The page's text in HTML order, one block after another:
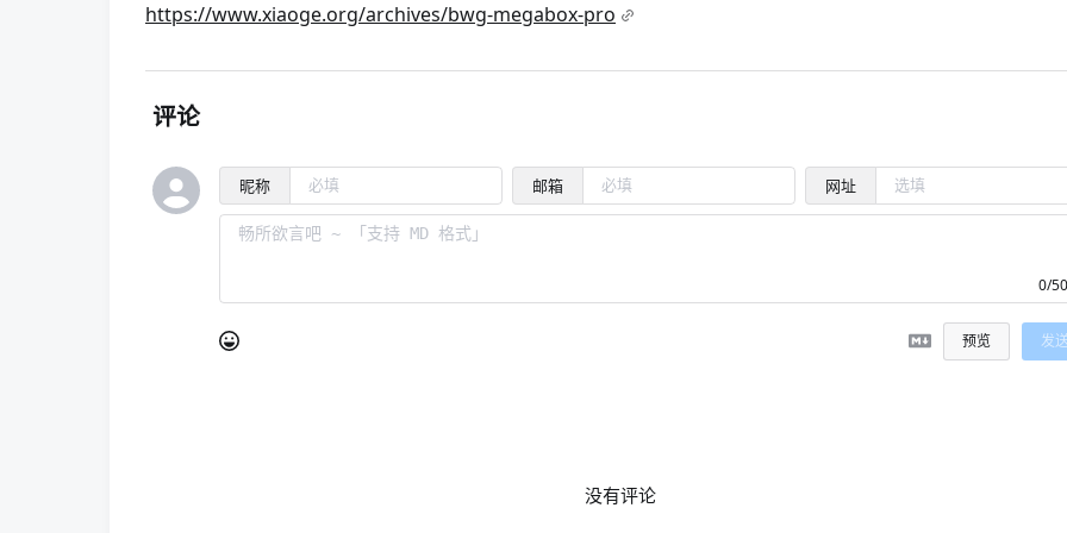
https://www.xiaoge.org/archives/bwg-megabox-pro
评论
昵称 邮箱 网址
0/
预览 发
没有评论